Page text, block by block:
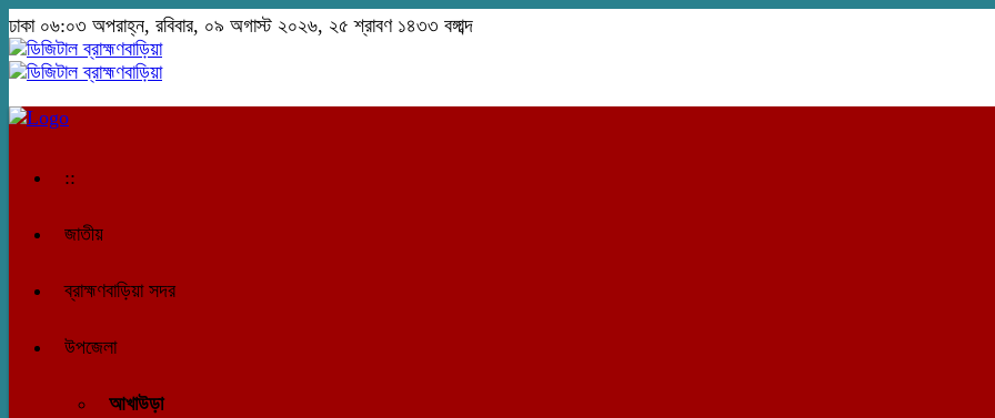
ঢাকা ০৬:০৩ অপরাহ্ন, রবিবার, ০৯ অগাস্ট ২০২৬, ২৫ শ্রাবণ ১৪৩৩ বঙ্গাব্দ
::
জাতীয়
ব্রাহ্মণবাড়িয়া সদর
উপজেলা
আখাউড়া